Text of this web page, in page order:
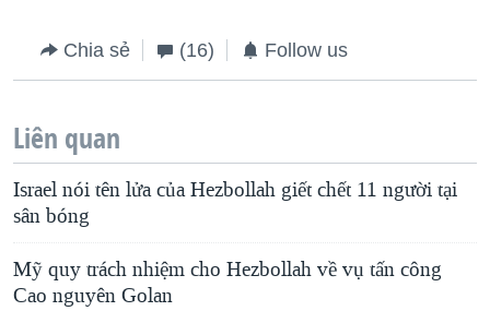
Chia sẻ (16) Follow us
Liên quan
Israel nói tên lửa của Hezbollah giết chết 11 người tại
sân bóng
Mỹ quy trách nhiệm cho Hezbollah về vụ tấn công
Cao nguyên Golan